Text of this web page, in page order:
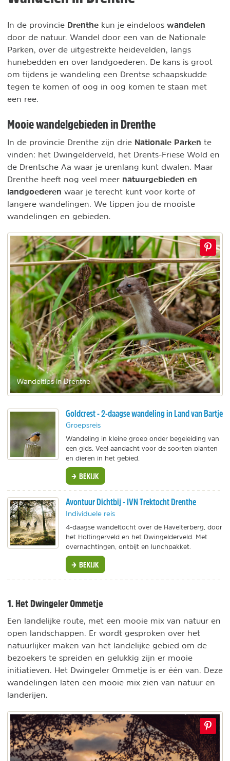
In de provincie Drenthe kun je eindeloos wandelen
door de natuur. Wandel door een van de Nationale
Parken, over de uitgestrekte heidevelden, langs
hunebedden en over landgoederen. De kans is groot
om tijdens je wandeling een Drentse schaapskudde
tegen te komen of oog in oog komen te staan met
een ree.
Mooie wandelgebieden in Drenthe
In de provincie Drenthe zijn drie Nationale Parken te
vinden: het Dwingelderveld, het Drents-Friese Wold en
de Drentsche Aa waar je urenlang kunt dwalen. Maar
Drenthe heeft nog veel meer natuurgebieden en
landgoederen waar je terecht kunt voor korte of
langere wandelingen. We tippen jou de mooiste
wandelingen en gebieden.
Wandeltips in Drenthe
Goldcrest - 2-daagse wandeling in Land van Bartje
Groepsreis
Wandeling in kleine groep onder begeleiding van
een gids. Veel aandacht voor de soorten planten
en dieren in het gebied.
BEKIJK
Avontuur Dichtbij - IVN Trektocht Drenthe
Individuele reis
4-daagse wandeltocht over de Havelterberg, door
het Holtingerveld en het Dwingelderveld. Met
overnachtingen, ontbijt en lunchpakket.
BEKIJK
1. Het Dwingeler Ommetje
Een landelijke route, met een mooie mix van natuur en
open landschappen. Er wordt gesproken over het
natuurlijker maken van het landelijke gebied om de
bezoekers te spreiden en gelukkig zijn er mooie
initiatieven. Het Dwingeler Ommetje is er één van. Deze
wandelingen laten een mooie mix zien van natuur en
landerijen.